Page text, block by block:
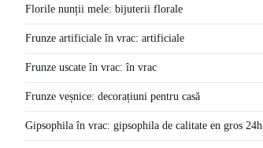
Florile nunții mele: bijuterii florale
Frunze artificiale în vrac: artificiale
Frunze uscate în vrac: în vrac
Frunze veșnice: decorațiuni pentru casă
Gipsophila în vrac: gipsophila de calitate en gros 24h